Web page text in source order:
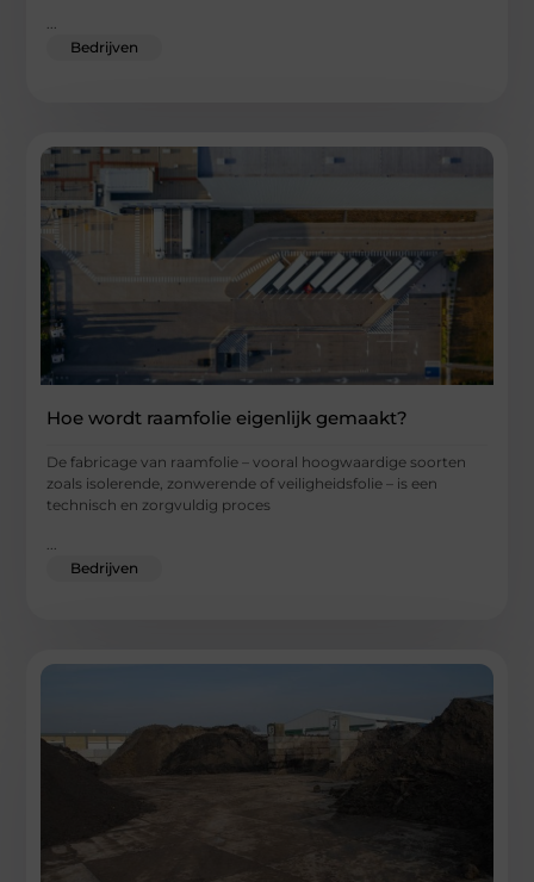
...
Bedrijven
Hoe wordt raamfolie eigenlijk gemaakt?
De fabricage van raamfolie – vooral hoogwaardige soorten
zoals isolerende, zonwerende of veiligheidsfolie – is een
technisch en zorgvuldig proces
Bedrijven